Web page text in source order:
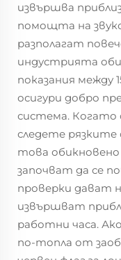
извършва
помощта на
разполагат
индустрията
показания между
осигури добро
система. Когато
следете рязките
това обикновено
започват да се
проверки дават
извършват
работни часа.
по-топла от